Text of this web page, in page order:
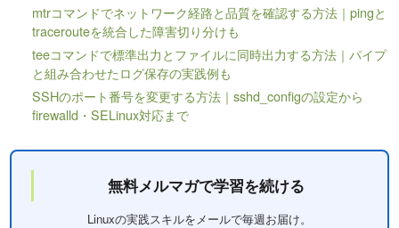
mtrコマンドでネットワーク経路と品質を確認する方法｜pingと
tracerouteを統合した障害切り分けも
teeコマンドで標準出力とファイルに同時出力する方法｜パイプ
と組み合わせたログ保存の実践例も
SSHのポート番号を変更する方法｜sshd_configの設定から
firewalld・SELinux対応まで
無料メルマガで学習を続ける
Linuxの実践スキルをメールで毎週お届け。